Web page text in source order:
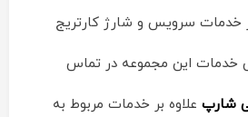
خدمات سرویس و شارژ کارتریج
خدمات این مجموعه در تماس
شارپ علاوه بر خدمات مربوط به